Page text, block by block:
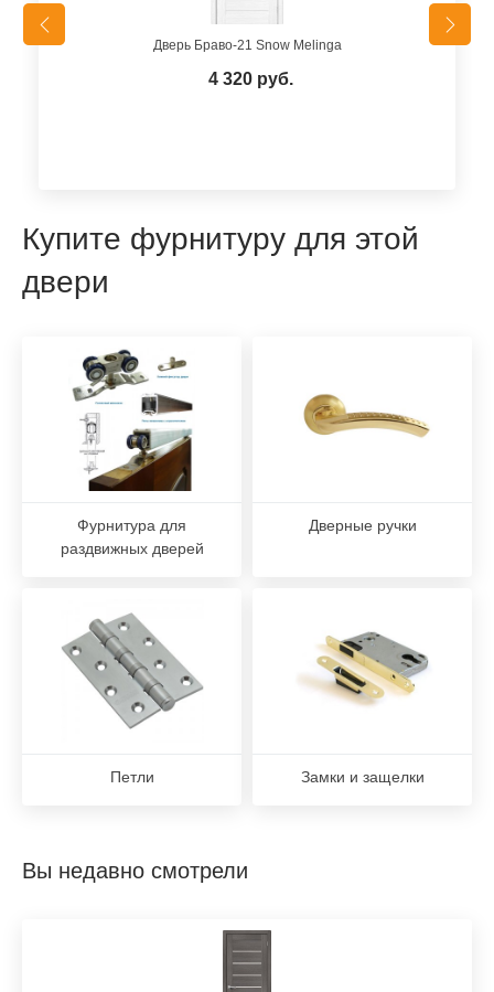
Дверь Браво-21 Snow Melinga
4 320 руб.
Купите фурнитуру для этой
двери
Фурнитура для
раздвижных дверей
Дверные ручки
Петли Замки и защелки
Вы недавно смотрели